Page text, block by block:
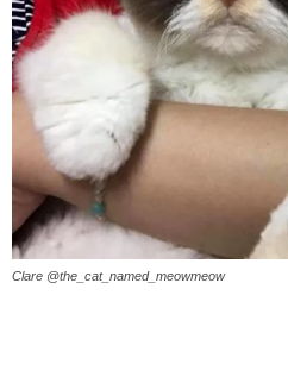
Clare @the_cat_named_meowmeow